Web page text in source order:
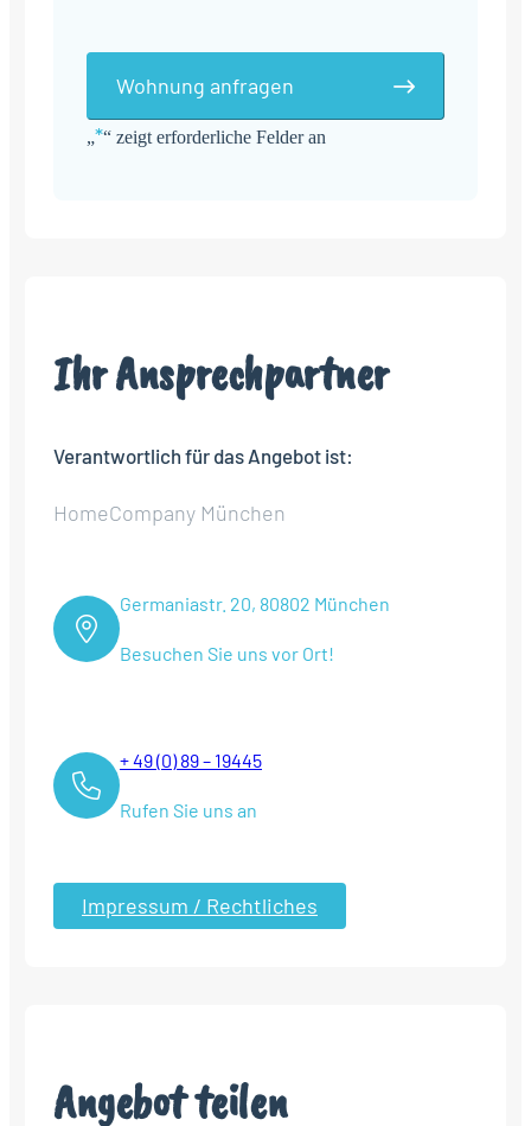
„*“ zeigt erforderliche Felder an
Wohnung anfragen
Ihr Ansprechpartner
Verantwortlich für das Angebot ist:
HomeCompany München
Germaniastr. 20, 80802 München
Besuchen Sie uns vor Ort!
+ 49 (0) 89 – 19445
Rufen Sie uns an
Impressum / Rechtliches
Angebot teilen